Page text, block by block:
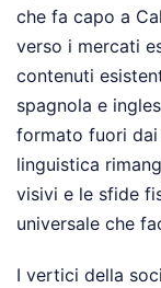
che fa capo a
verso i mercati
contenuti
spagnola e
formato fuori dai
linguistica
visivi e le sfide
universale che
I vertici della